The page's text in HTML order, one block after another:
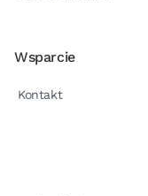
Wsparcie
Kontakt